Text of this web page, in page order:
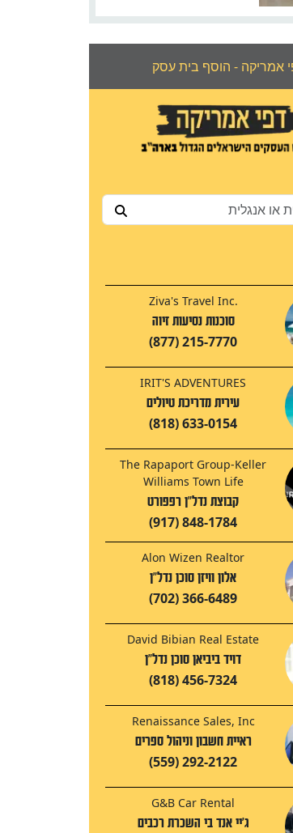
Ziva's Travel Inc.
סוכנות נסיעות זיוה
(877) 215-7770
IRIT'S ADVENTURES
עירית מדריכת טיולים
(818) 633-0154
The Rapaport Group-Keller
Williams Town Life
קבוצת נדל"ן רפפורט
(917) 848-1784
Alon Wizen Realtor
אלון וויזן סוכן נדל"ן
(702) 366-6489
David Bibian Real Estate
דויד ביביאן סוכן נדל"ן
(818) 456-7324
Renaissance Sales, Inc
ראיית חשבון וניהול ספרים
(559) 292-2122
G&B Car Rental
ג'יי אנד בי השכרת רכבים